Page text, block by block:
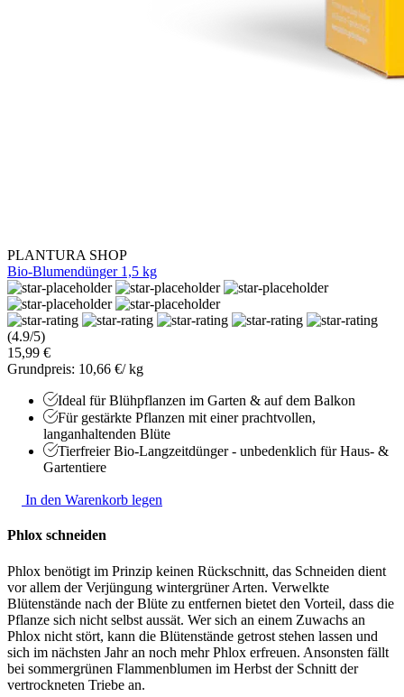
PLANTURA SHOP
Bio-Blumendünger 1,5 kg
(4.9/5)
15,99 €
Grundpreis: 10,66 €/ kg
Ideal für Blühpflanzen im Garten & auf dem Balkon
Für gestärkte Pflanzen mit einer prachtvollen,
langanhaltenden Blüte
Tierfreier Bio-Langzeitdünger - unbedenklich für Haus- &
Gartentiere
In den Warenkorb legen
Phlox schneiden
Phlox benötigt im Prinzip keinen Rückschnitt, das Schneiden dient
vor allem der Verjüngung wintergrüner Arten. Verwelkte
Blütenstände nach der Blüte zu entfernen bietet den Vorteil, dass die
Pflanze sich nicht selbst aussät. Wer sich an einem Zuwachs an
Phlox nicht stört, kann die Blütenstände getrost stehen lassen und
sich im nächsten Jahr an noch mehr Phlox erfreuen. Ansonsten fällt
bei sommergrünen Flammenblumen im Herbst der Schnitt der
vertrockneten Triebe an.